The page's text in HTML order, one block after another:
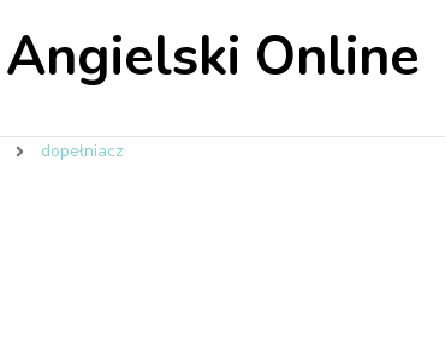
Online
dopełniacz